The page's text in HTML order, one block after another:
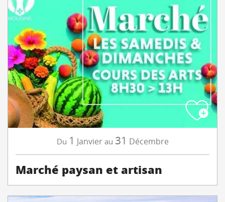
Du 1 Janvier au 31 Décembre
Marché paysan et artisan